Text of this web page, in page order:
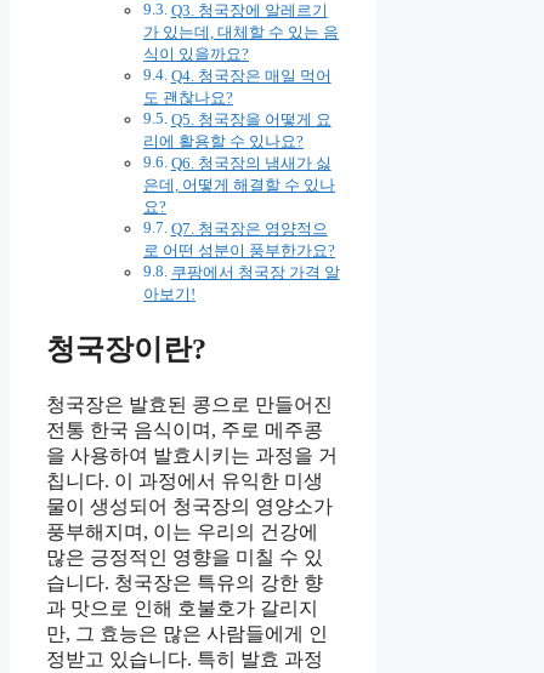
Q3. 청국장에 알레르기
가 있는데, 대체할 수 있는 음
식이 있을까요?
Q4. 청국장은 매일 먹어
도 괜찮나요?
Q5. 청국장을 어떻게 요
리에 활용할 수 있나요?
Q6. 청국장의 냄새가 싫
은데, 어떻게 해결할 수 있나
요?
Q7. 청국장은 영양적으
로 어떤 성분이 풍부한가요?
쿠팡에서 청국장 가격 알
아보기!
청국장이란?
청국장은 발효된 콩으로 만들어진
전통 한국 음식이며, 주로 메주콩
을 사용하여 발효시키는 과정을 거
칩니다. 이 과정에서 유익한 미생
물이 생성되어 청국장의 영양소가
풍부해지며, 이는 우리의 건강에
많은 긍정적인 영향을 미칠 수 있
습니다. 청국장은 특유의 강한 향
과 맛으로 인해 호불호가 갈리지
만, 그 효능은 많은 사람들에게 인
정받고 있습니다. 특히 발효 과정